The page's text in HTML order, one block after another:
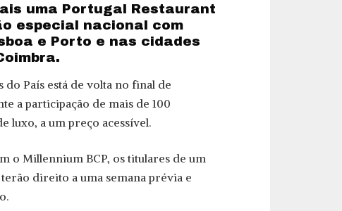
uma Portugal Restaurant
especial nacional com
e Porto e nas cidades
País está de volta no final de
a participação de mais de 100
luxo, a um preço acessível.
o Millennium BCP, os titulares de um
direito a uma semana prévia e